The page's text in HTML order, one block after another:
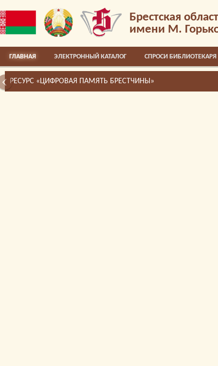
Брестская
имени М.
ГЛАВНАЯ ЭЛЕКТРОННЫЙ КАТАЛОГ СПРОСИ БИБЛИОТЕКАРЯ
РЕСУРС «ЦИФРОВАЯ ПАМЯТЬ БРЕСТЧИНЫ»